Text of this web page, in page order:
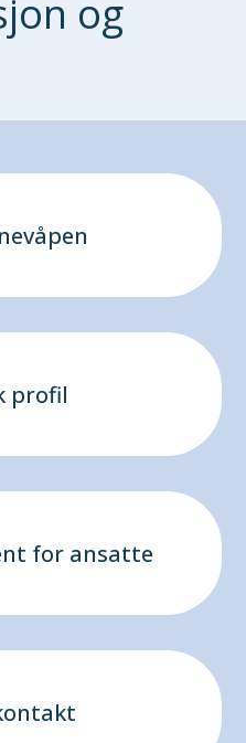
og
profil
for ansatte